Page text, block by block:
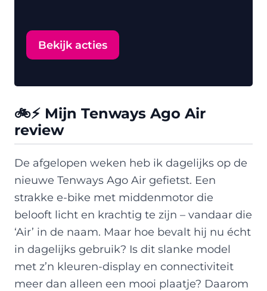
Bekijk acties
🚲⚡ Mijn Tenways Ago Air
review
De afgelopen weken heb ik dagelijks op de
nieuwe Tenways Ago Air gefietst. Een
strakke e-bike met middenmotor die
belooft licht en krachtig te zijn – vandaar die
‘Air’ in de naam. Maar hoe bevalt hij nu écht
in dagelijks gebruik? Is dit slanke model
met z’n kleuren-display en connectiviteit
meer dan alleen een mooi plaatje? Daarom